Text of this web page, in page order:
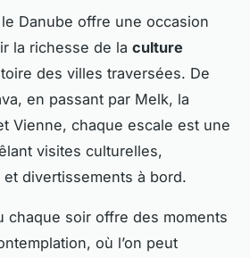
Danube offre une occasion
la richesse de la culture
des villes traversées. De
en passant par Melk, la
Vienne, chaque escale est une
visites culturelles,
divertissements à bord.
chaque soir offre des moments
où l’on peut